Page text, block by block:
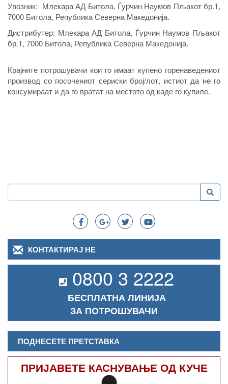
Увозник: Млекара АД Битола, Ѓурчин Наумов Пљакот бр.1,
7000 Битола, Република Северна Македонија.
Дистрибутер: Млекара АД Битола, Ѓурчин Наумов Пљакот
бр.1, 7000 Битола, Република Северна Македонија.
Крајните потрошувачи кои гo имаат купено горенаведениoт
производ со посочениот сериски број/лот, истиот да нe гo
консумираат и да гo вратат на местото од каде гo купиле.
Search
Пребарување
КОНТАКТИРАЈ НЕ
0800 3 2222
БЕСПЛАТНА ЛИНИЈА
ЗА ПОТРОШУВАЧИ
ПОДНЕСЕТЕ ПРЕТСТАВКА
ПРИЈАВЕТЕ КАСНУВАЊЕ ОД КУЧЕ